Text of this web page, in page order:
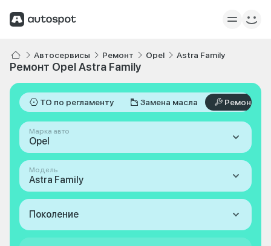
Автосервисы Ремонт Opel Astra Family
Ремонт Opel Astra Family
ТО по регламенту Замена масла Ремонт
Марка авто
Opel
Модель
Astra Family
Поколение